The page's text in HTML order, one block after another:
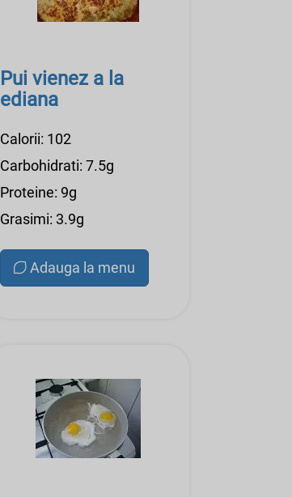
Pui vienez a la
ediana
Calorii: 102
Carbohidrati: 7.5g
Proteine: 9g
Grasimi: 3.9g
Adauga la menu